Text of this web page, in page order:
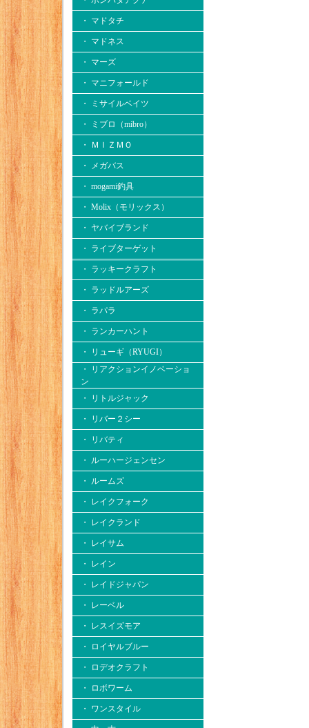
・ マドタチ
・ マドネス
・ マーズ
・ マニフォールド
・ ミサイルベイツ
・ ミブロ（mibro）
・ ＭＩＺＭＯ
・ メガバス
・ mogami釣具
・ Molix（モリックス）
・ ヤバイブランド
・ ライブターゲット
・ ラッキークラフト
・ ラッドルアーズ
・ ラパラ
・ ランカーハント
・ リューギ（RYUGI）
・ リアクションイノベーショ
ン
・ リトルジャック
・ リバー２シー
・ リバティ
・ ルーハージェンセン
・ ルームズ
・ レイクフォーク
・ レイクランド
・ レイサム
・ レイン
・ レイドジャパン
・ レーベル
・ レスイズモア
・ ロイヤルブルー
・ ロデオクラフト
・ ロボワーム
・ ワンスタイル